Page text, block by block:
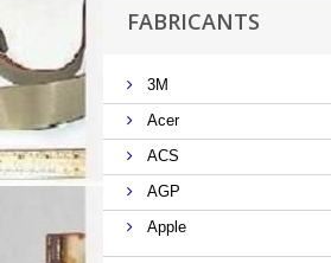
FABRICANTS
3M
Acer
ACS
AGP
Apple